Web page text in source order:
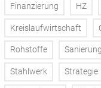
Finanzierung HZ
Kreislaufwirtschaft
Rohstoffe Sanierung
Stahlwerk Strategie